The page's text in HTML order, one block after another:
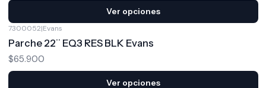
Ver opciones
7300052|Evans
Parche 22¨ EQ3 RES BLK Evans
$65.900
Ver opciones